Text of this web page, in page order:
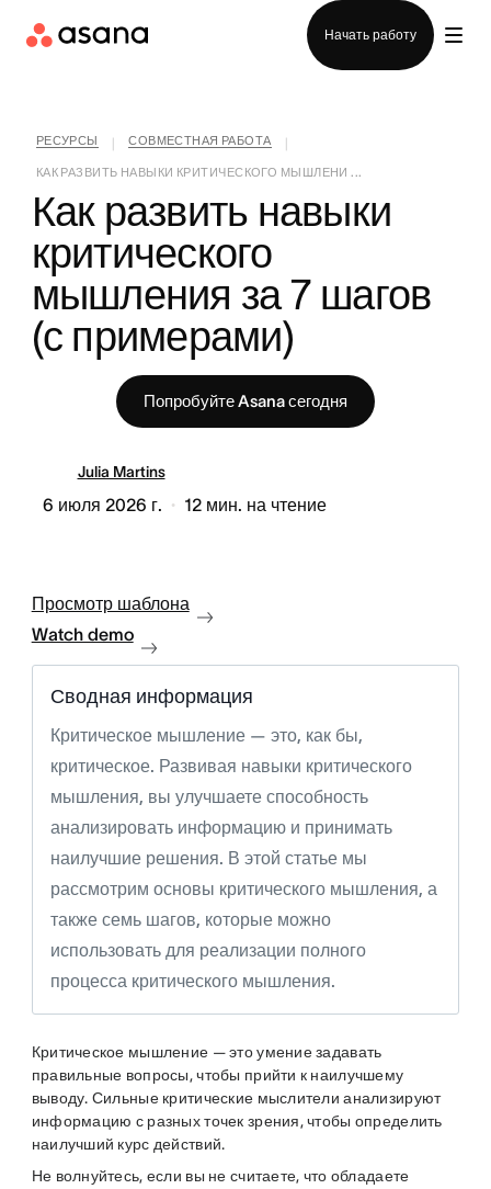
Начать работу
РЕСУРСЫ СОВМЕСТНАЯ РАБОТА
КАК РАЗВИТЬ НАВЫКИ КРИТИЧЕСКОГО МЫШЛЕНИ ...
Как развить навыки
критического
мышления за 7 шагов
(с примерами)
Попробуйте Asana сегодня
Julia Martins
6 июля 2026 г. 12 мин. на чтение
Просмотр шаблона
Watch demo
Сводная информация
Критическое мышление — это, как бы,
критическое. Развивая навыки критического
мышления, вы улучшаете способность
анализировать информацию и принимать
наилучшие решения. В этой статье мы
рассмотрим основы критического мышления, а
также семь шагов, которые можно
использовать для реализации полного
процесса критического мышления.
Критическое мышление — это умение задавать
правильные вопросы, чтобы прийти к наилучшему
выводу. Сильные критические мыслители анализируют
информацию с разных точек зрения, чтобы определить
наилучший курс действий.
Не волнуйтесь, если вы не считаете, что обладаете